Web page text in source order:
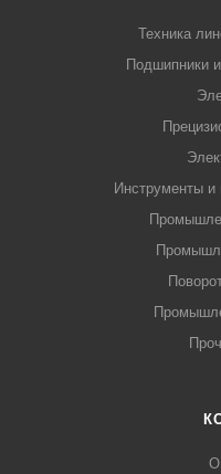
Техника
Подшипники
Инструменты
О